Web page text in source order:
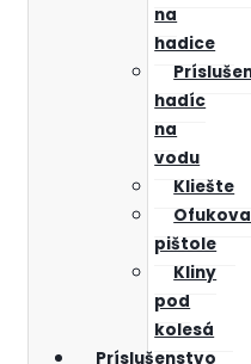
na
hadice
hadíc
na
vodu
Kliešte
pištole
Kliny
pod
kolesá
Príslušenstvo